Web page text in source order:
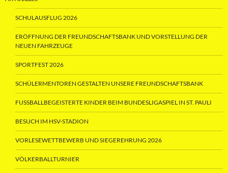
SCHULAUSFLUG 2026
ERÖFFNUNG DER FREUNDSCHAFTSBANK UND VORSTELLUNG DER
NEUEN FAHRZEUGE
SPORTFEST 2026
SCHÜLERMENTOREN GESTALTEN UNSERE FREUNDSCHAFTSBANK
FUSSBALLBEGEISTERTE KINDER BEIM BUNDESLIGASPIEL IN ST. PAULI
BESUCH IM HSV-STADION
VORLESEWETTBEWERB UND SIEGEREHRUNG 2026
VÖLKERBALLTURNIER